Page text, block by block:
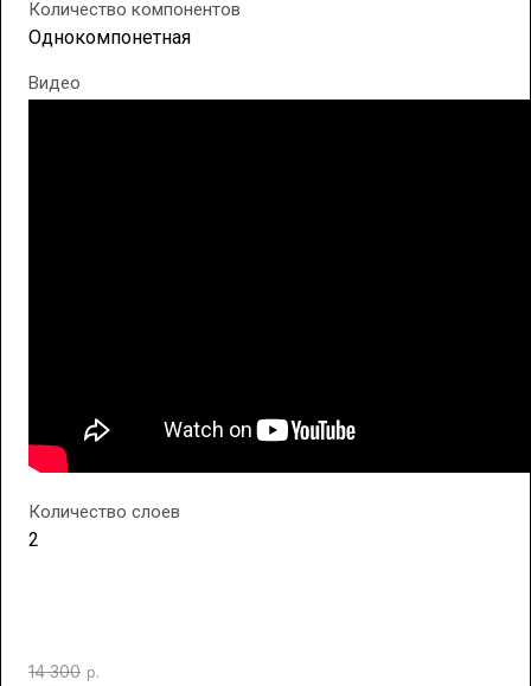
Количество компонентов
Однокомпонетная
Видео
Количество слоев
2
14 300 р.